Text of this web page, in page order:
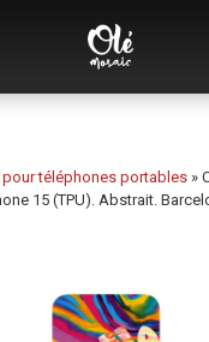
nous
souvenirs
bouteilles
pour téléphones portables »
15 (TPU). Abstrait.